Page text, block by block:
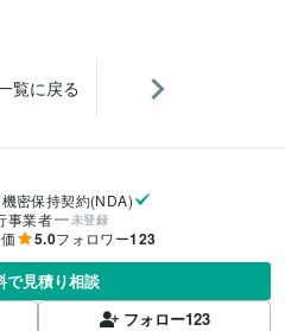
覧に戻る
機密保持契約(NDA)
事業者
未登録
5.0フォロワー123
で見積り相談
フォロー123